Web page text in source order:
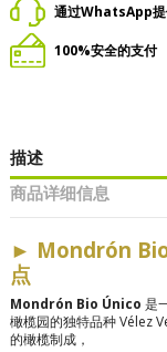
通过WhatsApp提
100%安全的支付
描述
商品详细信息
► Mondrón
点
Mondrón Bio Único 是
橄榄园的独特品种 Vélez
的橄榄制成，